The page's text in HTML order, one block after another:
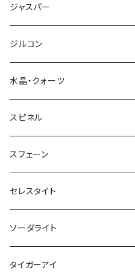
ジャスパー
ジルコン
水晶・クォーツ
スピネル
スフェーン
セレスタイト
ソーダライト
タイガーアイ